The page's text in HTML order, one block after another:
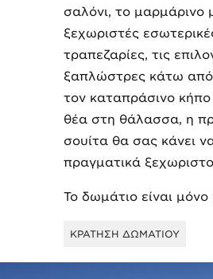
σαλόνι, το μαρμάρινο
ξεχωριστές
τραπεζαρίες, τις
ξαπλώστρες κάτω από
τον καταπράσινο κήπο
θέα στη θάλασσα, η
σουίτα θα σας κάνει
πραγματικά
Το δωμάτιο είναι μόνο
ΚΡΑΤΗΣΗ ΔΩΜΑΤΙΟΥ